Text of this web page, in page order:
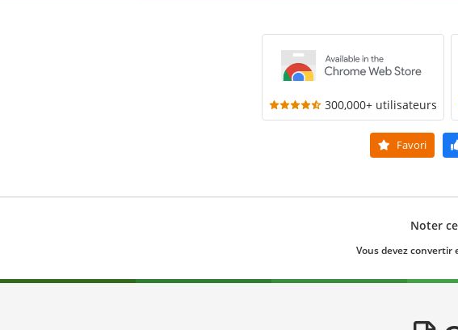
300,000+ utilisateurs
Favori
Noter
Vous devez